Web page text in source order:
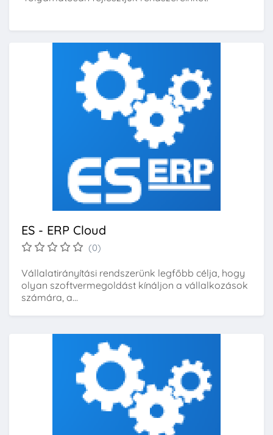
ES - ERP Cloud
(0)
Vállalatirányítási rendszerünk legfőbb célja, hogy
olyan szoftvermegoldást kínáljon a vállalkozások
számára, a...